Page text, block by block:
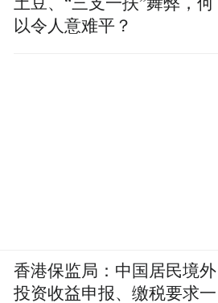
以令人意难平？
香港保监局：中国居民境外
投资收益申报、缴税要求一